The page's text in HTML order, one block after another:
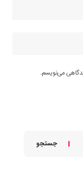
می‌نویسم.
جستجو